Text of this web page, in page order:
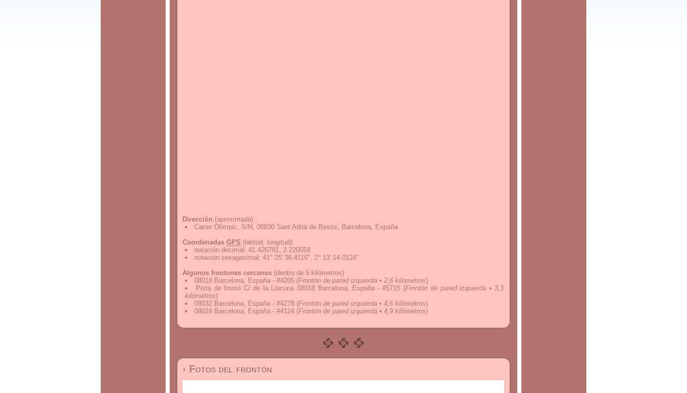
Dirección (aproximada) :
Carrer Olímpic, S/N, 08930 Sant Adrià de Besòs, Barcelona, España
Coordenadas GPS (latitud, longitud):
notación decimal : 41.426781, 2.220559
notación sexagesimal : 41° 25' 36.4116", 2° 13' 14.0124"
Algunos frontones cercanos (dentro de 5 kilómetros)
08018 Barcelona, España - #4205 (Frontón de pared izquierda • 2,6 kilómetros)
Pista de frontó C/ de la Llacuna 08018 Barcelona, España - #5715 (Frontón de pared izquierda • 3,3
kilómetros)
08032 Barcelona, España - #4278 (Frontón de pared izquierda • 4,6 kilómetros)
08024 Barcelona, España - #4124 (Frontón de pared izquierda • 4,9 kilómetros)
› Fotos del frontón